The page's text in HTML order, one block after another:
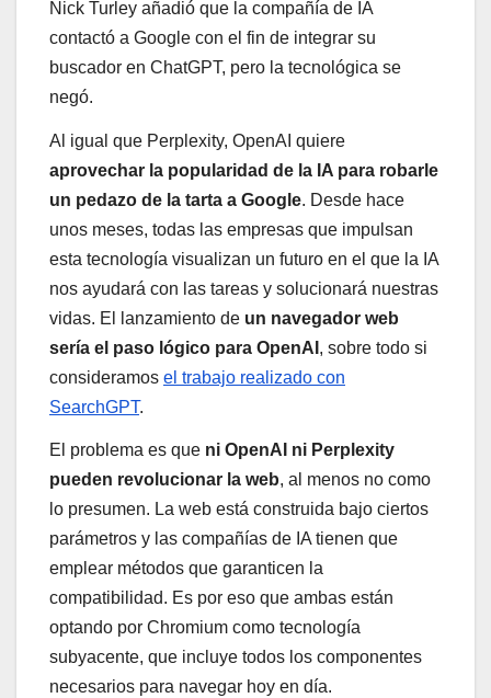
Nick Turley añadió que la compañía de IA
contactó a Google con el fin de integrar su
buscador en ChatGPT, pero la tecnológica se
negó.
Al igual que Perplexity, OpenAI quiere
aprovechar la popularidad de la IA para robarle
un pedazo de la tarta a Google. Desde hace
unos meses, todas las empresas que impulsan
esta tecnología visualizan un futuro en el que la IA
nos ayudará con las tareas y solucionará nuestras
vidas. El lanzamiento de un navegador web
sería el paso lógico para OpenAI , sobre todo si
consideramos el trabajo realizado con
SearchGPT.
El problema es que ni OpenAI ni Perplexity
pueden revolucionar la web, al menos no como
lo presumen. La web está construida bajo ciertos
parámetros y las compañías de IA tienen que
emplear métodos que garanticen la
compatibilidad. Es por eso que ambas están
optando por Chromium como tecnología
subyacente, que incluye todos los componentes
necesarios para navegar hoy en día.